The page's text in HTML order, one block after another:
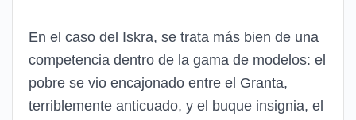
En el caso del Iskra, se trata más bien de una
competencia dentro de la gama de modelos: el
pobre se vio encajonado entre el Granta,
terriblemente anticuado, y el buque insignia, el